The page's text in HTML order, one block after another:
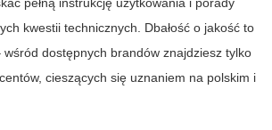
kwestii technicznych. Dbałość o jakość to
dostępnych brandów znajdziesz tylko
cieszących się uznaniem na polskim i